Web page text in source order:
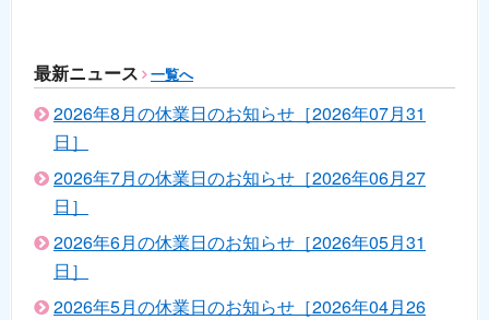
最新ニュース 一覧へ
2026年8月の休業日のお知らせ［2026年07月31
日］
2026年7月の休業日のお知らせ［2026年06月27
日］
2026年6月の休業日のお知らせ［2026年05月31
日］
2026年5月の休業日のお知らせ［2026年04月26